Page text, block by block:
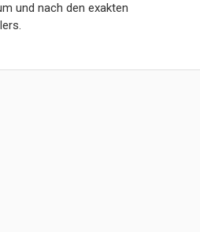
und nach den exakten